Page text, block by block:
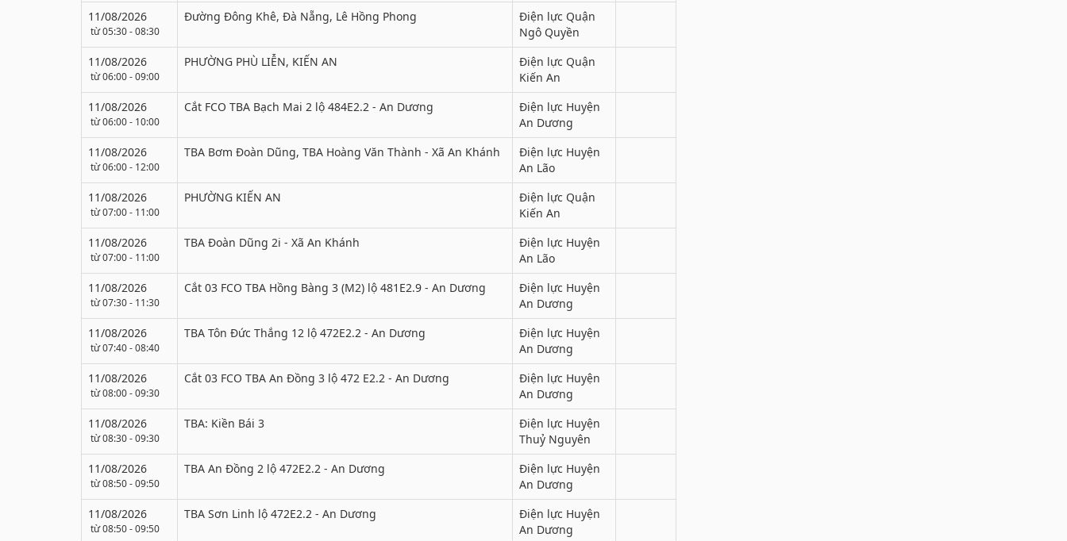
11/08/2026
từ 05:30 - 08:30
Đường Đông Khê, Đà Nẵng, Lê Hồng Phong
Điện lực Quận
Ngô Quyền
11/08/2026
từ 06:00 - 09:00
PHƯỜNG PHÙ LIỄN, KIẾN AN
Điện lực Quận
Kiến An
11/08/2026
từ 06:00 - 10:00
Cắt FCO TBA Bạch Mai 2 lộ 484E2.2 - An Dương
Điện lực Huyện
An Dương
11/08/2026
từ 06:00 - 12:00
TBA Bơm Đoàn Dũng, TBA Hoàng Văn Thành - Xã An Khánh
Điện lực Huyện
An Lão
11/08/2026
từ 07:00 - 11:00
PHƯỜNG KIẾN AN
Điện lực Quận
Kiến An
11/08/2026
từ 07:00 - 11:00
TBA Đoàn Dũng 2i - Xã An Khánh
Điện lực Huyện
An Lão
11/08/2026
từ 07:30 - 11:30
Cắt 03 FCO TBA Hồng Bàng 3 (M2) lộ 481E2.9 - An Dương
Điện lực Huyện
An Dương
11/08/2026
từ 07:40 - 08:40
TBA Tôn Đức Thắng 12 lộ 472E2.2 - An Dương
Điện lực Huyện
An Dương
11/08/2026
từ 08:00 - 09:30
Cắt 03 FCO TBA An Đồng 3 lộ 472 E2.2 - An Dương
Điện lực Huyện
An Dương
11/08/2026
từ 08:30 - 09:30
TBA: Kiền Bái 3
Điện lực Huyện
Thuỷ Nguyên
11/08/2026
từ 08:50 - 09:50
TBA An Đồng 2 lộ 472E2.2 - An Dương
Điện lực Huyện
An Dương
11/08/2026
từ 08:50 - 09:50
TBA Sơn Linh lộ 472E2.2 - An Dương
Điện lực Huyện
An Dương